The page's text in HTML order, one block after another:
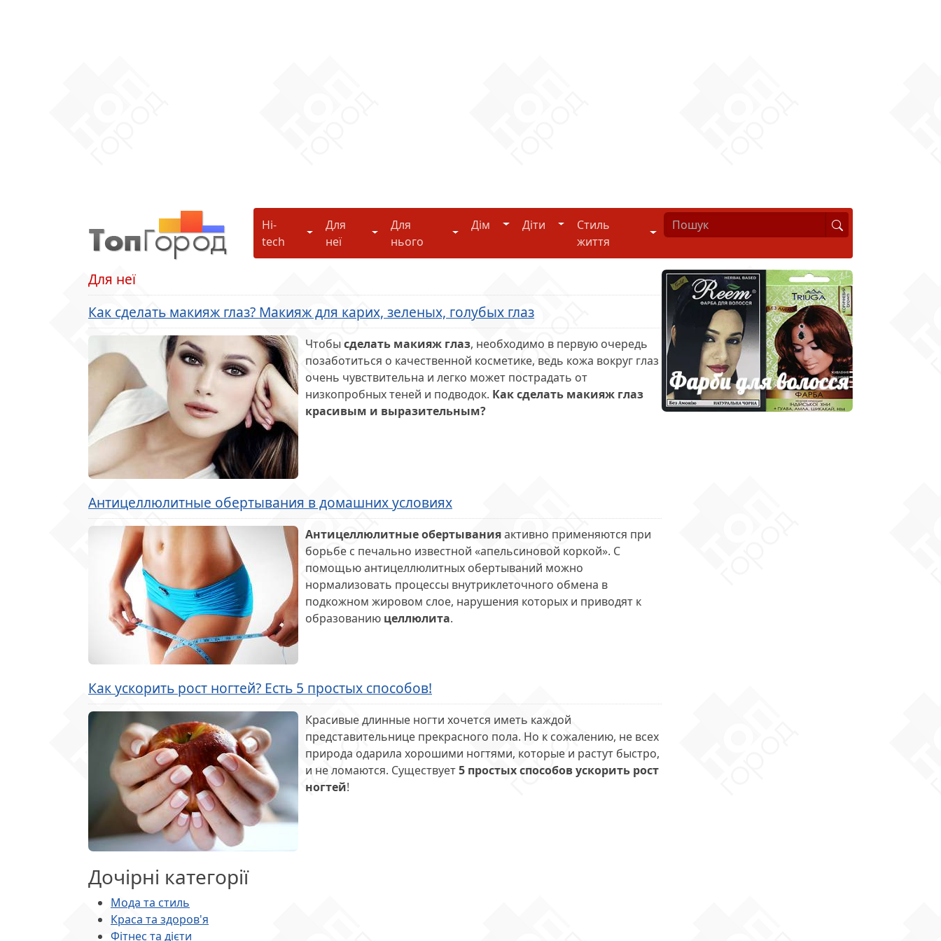
Hi-
tech
Hi-tech
Для
неї
Для неї
Для
нього
Для нього
Дім Дім Діти ДітиСтиль
життя
Стиль життя
Для неї
Как сделать макияж глаз? Макияж для карих, зеленых, голубых глаз
Чтобысделать макияж глаз, необходимо в первую очередь
позаботиться о качественной косметике, ведь кожа вокруг глаз
очень чувствительна и легко может пострадать от
низкопробных теней и подводок. Как сделать макияж глаз
красивым и выразительным?
Антицеллюлитные обертывания в домашних условиях
Антицеллюлитные обертыванияактивно применяются при
борьбе с печально известной «апельсиновой коркой». С
помощью антицеллюлитных обертываний можно
нормализовать процессы внутриклеточного обмена в
подкожном жировом слое, нарушения которых и приводят к
образованию целлюлита.
Как ускорить рост ногтей? Есть 5 простых способов!
Красивые длинные ногти хочется иметь каждой
представительнице прекрасного пола. Но к сожалению, не всех
природа одарила хорошими ногтями, которые и растут быстро,
и не ломаются. Существует5 простых способов ускорить рост
ногтей!
Дочірні категорії
Мода та стиль
Краса та здоров'я
Фітнес та дієти